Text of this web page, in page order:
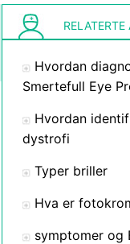
RELATERTE
Hvordan
Smertefull Eye
Hvordan
dystrofi
Typer briller
Hva er
symptomer og